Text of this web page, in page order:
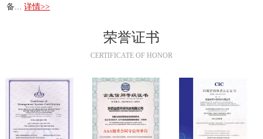
备...详情>>
荣誉证书
CERTIFICATE OF HONOR